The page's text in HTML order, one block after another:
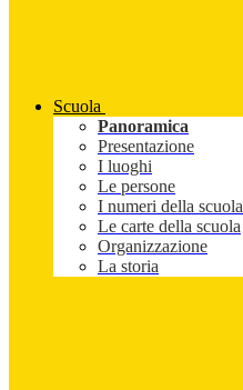
Scuola
Panoramica
Presentazione
I luoghi
Le persone
I numeri della scuola
Le carte della scuola
Organizzazione
La storia